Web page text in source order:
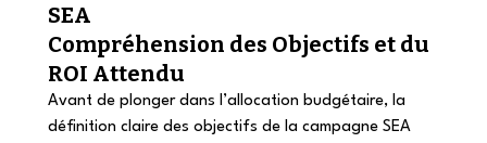
SEA
Compréhension des Objectifs et du
ROI Attendu
Avant de plonger dans l’allocation budgétaire, la
définition claire des objectifs de la campagne SEA